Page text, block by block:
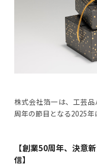
株式会社箔一は、工芸
周年の節目となる2025年
【創業50周年、決意
信】